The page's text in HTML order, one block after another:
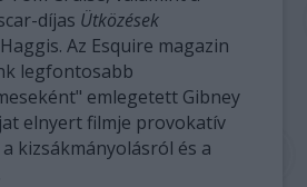
díjas Ütközések
Az Esquire magazin
legfontosabb
emlegetett Gibney
elnyert filmje provokatív
kizsákmányolásról és a